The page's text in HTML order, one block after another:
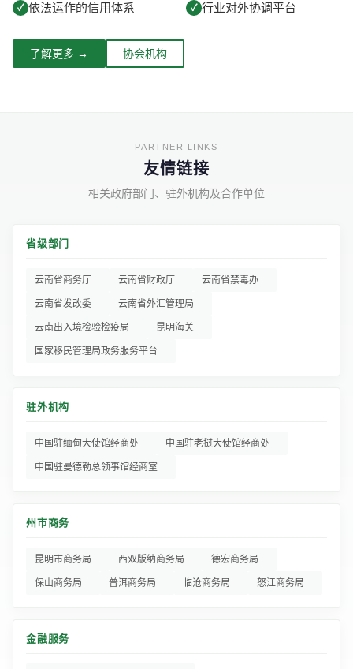
✓ 依法运作的信用体系 ✓ 行业对外协调平台
了解更多 → 协会机构
友情链接
相关政府部门、驻外机构及合作单位
省级部门
云南省商务厅 云南省财政厅 云南省禁毒办
云南省发改委 云南省外汇管理局
云南出入境检验检疫局 昆明海关
国家移民管理局政务服务平台
驻外机构
中国驻缅甸大使馆经商处 中国驻老挝大使馆经商处
中国驻曼德勒总领事馆经商室
州市商务
昆明市商务局 西双版纳商务局 德宏商务局
保山商务局 普洱商务局 临沧商务局 怒江商务局
金融服务